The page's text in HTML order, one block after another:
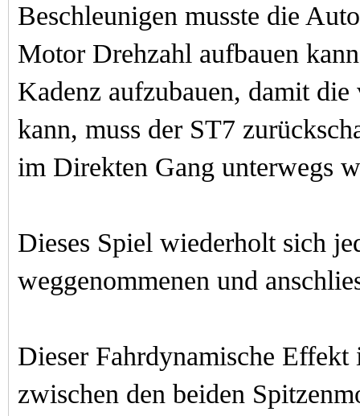
Beschleunigen musste die
Motor Drehzahl aufbauen
Kadenz aufzubauen, damit
kann, muss der ST7
im Direkten Gang unterwegs
Dieses Spiel wiederholt sich
weggenommenen und
Dieser Fahrdynamische
zwischen den beiden